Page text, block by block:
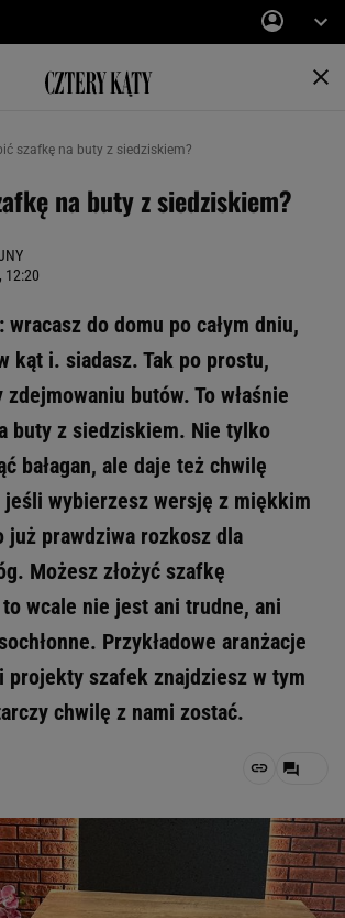
szafkę na buty z siedziskiem?
na buty z siedziskiem?
12:20
wracasz do domu po całym dniu,
kąt i. siadasz. Tak po prostu,
butów. To właśnie
buty z siedziskiem. Nie tylko
bałagan, ale daje też chwilę
wybierzesz wersję z miękkim
już prawdziwa rozkosz dla
Możesz złożyć szafkę
wcale nie jest ani trudne, ani
Przykładowe aranżacje
projekty szafek znajdziesz w tym
chwilę z nami zostać.